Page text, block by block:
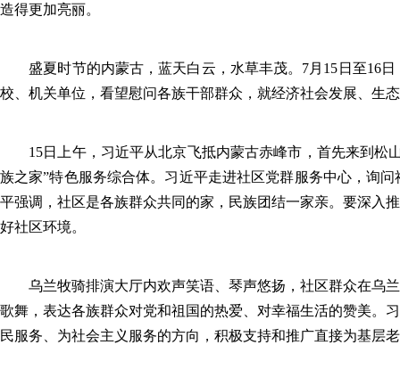
造得更加亮丽。
盛夏时节的内蒙古，蓝天白云，水草丰茂。7月15日至16日
校、机关单位，看望慰问各族干部群众，就经济社会发展、生
15日上午，习近平从北京飞抵内蒙古赤峰市，首先来到松
族之家”特色服务综合体。习近平走进社区党群服务中心，询
平强调，社区是各族群众共同的家，民族团结一家亲。要深入
好社区环境。
乌兰牧骑排演大厅内欢声笑语、琴声悠扬，社区群众在乌兰
歌舞，表达各族群众对党和祖国的热爱、对幸福生活的赞美。
民服务、为社会主义服务的方向，积极支持和推广直接为基层